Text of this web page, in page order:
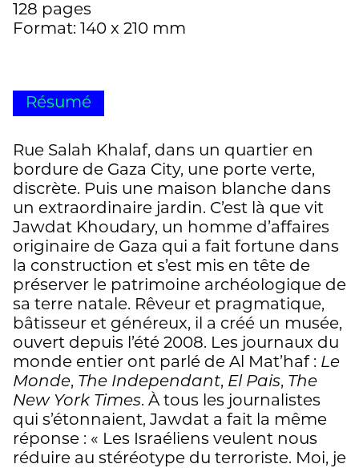
128 pages
Format: 140 x 210 mm
Résumé
Rue Salah Khalaf, dans un quartier en
bordure de Gaza City, une porte verte,
discrète. Puis une maison blanche dans
un extraordinaire jardin. C’est là que vit
Jawdat Khoudary, un homme d’affaires
originaire de Gaza qui a fait fortune dans
la construction et s’est mis en tête de
préserver le patrimoine archéologique de
sa terre natale. Rêveur et pragmatique,
bâtisseur et généreux, il a créé un musée,
ouvert depuis l’été 2008. Les journaux du
monde entier ont parlé de Al Mat’haf : Le
Monde, The Independant, El Pais, The
New York Times. À tous les journalistes
qui s’étonnaient, Jawdat a fait la même
réponse : « Les Israéliens veulent nous
réduire au stéréotype du terroriste. Moi, je